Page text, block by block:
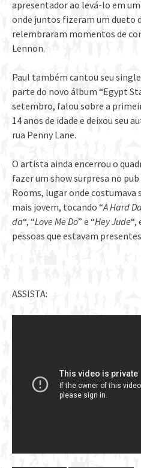
apresentador ao levá-lo em
onde juntos fizeram um dueto
relembraram momentos de
Lennon.
Paul também cantou seu single
parte do novo álbum “Egypt
setembro, falou sobre a
14 anos de idade e deixou seu
rua Penny Lane.
O artista ainda encerrou o
fazer um show surpresa no
Rooms, lugar onde costumava
mais jovem, tocando “A Hard
da“, “Love Me Do” e “Hey Jude“,
pessoas que estavam
ASSISTA: